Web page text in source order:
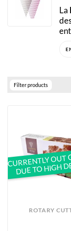
La
Filter products
ROTARY
CURRENTLY OUT
DUE TO HIGH